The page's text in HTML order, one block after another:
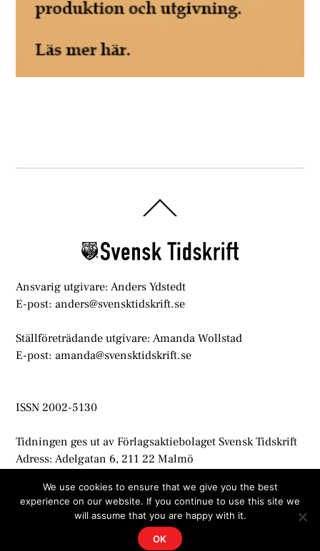
To
Ansvarig utgivare: Anders Ydstedt
E-post: anders@svensktidskrift.se
Ställföreträdande utgivare: Amanda Wollstad
E-post: amanda@svensktidskrift.se
ISSN 2002-5130
Tidningen ges ut av Förlagsaktiebolaget Svensk Tidskrift
Adress: Adelgatan 6, 211 22 Malmö
© Svensk Tidskrift 2021
We use cookies to ensure that we give you the best
experience on our website. If you continue to use this site we
will assume that you are happy with it.
OK